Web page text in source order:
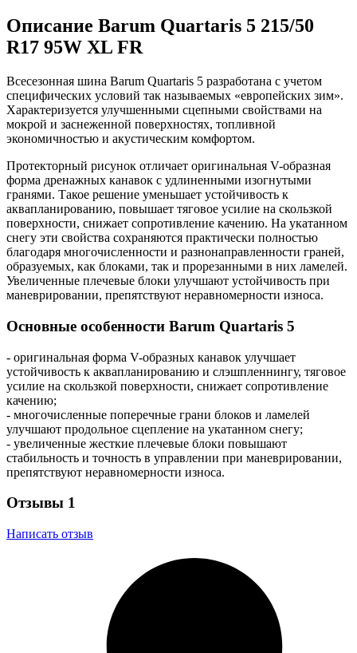
Описание Barum Quartaris 5 215/50
R17 95W XL FR
Всесезонная шина Barum Quartaris 5 разработана с учетом
специфических условий так называемых «европейских зим».
Характеризуется улучшенными сцепными свойствами на
мокрой и заснеженной поверхностях, топливной
экономичностью и акустическим комфортом.
Протекторный рисунок отличает оригинальная V-образная
форма дренажных канавок с удлиненными изогнутыми
гранями. Такое решение уменьшает устойчивость к
аквапланированию, повышает тяговое усилие на скользкой
поверхности, снижает сопротивление качению. На укатанном
снегу эти свойства сохраняются практически полностью
благодаря многочисленности и разнонаправленности граней,
образуемых, как блоками, так и прорезанными в них ламелей.
Увеличенные плечевые блоки улучшают устойчивость при
маневрировании, препятствуют неравномерности износа.
Основные особенности Barum Quartaris 5
- оригинальная форма V-образных канавок улучшает
устойчивость к аквапланированию и слэшпленнингу, тяговое
усилие на скользкой поверхности, снижает сопротивление
качению;
- многочисленные поперечные грани блоков и ламелей
улучшают продольное сцепление на укатанном снегу;
- увеличенные жесткие плечевые блоки повышают
стабильность и точность в управлении при маневрировании,
препятствуют неравномерности износа.
Отзывы 1
Написать отзыв